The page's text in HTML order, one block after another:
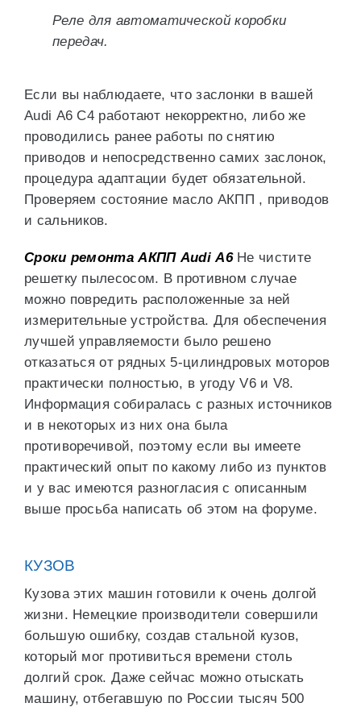
Реле для автоматической коробки
передач.
Если вы наблюдаете, что заслонки в вашей
Audi А6 С4 работают некорректно, либо же
проводились ранее работы по снятию
приводов и непосредственно самих заслонок,
процедура адаптации будет обязательной.
Проверяем состояние масло АКПП , приводов
и сальников.
Сроки ремонта АКПП Audi А6Не чистите
решетку пылесосом. В противном случае
можно повредить расположенные за ней
измерительные устройства. Для обеспечения
лучшей управляемости было решено
отказаться от рядных 5-цилиндровых моторов
практически полностью, в угоду V6 и V8.
Информация собиралась с разных источников
и в некоторых из них она была
противоречивой, поэтому если вы имеете
практический опыт по какому либо из пунктов
и у вас имеются разногласия с описанным
выше просьба написать об этом на форуме.
КУЗОВ
Кузова этих машин готовили к очень долгой
жизни. Немецкие производители совершили
большую ошибку, создав стальной кузов,
который мог противиться времени столь
долгий срок. Даже сейчас можно отыскать
машину, отбегавшую по России тысяч 500